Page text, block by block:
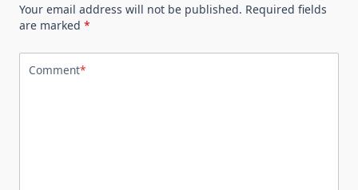
Your email address will not be published. Required fields
are marked *
Comment*